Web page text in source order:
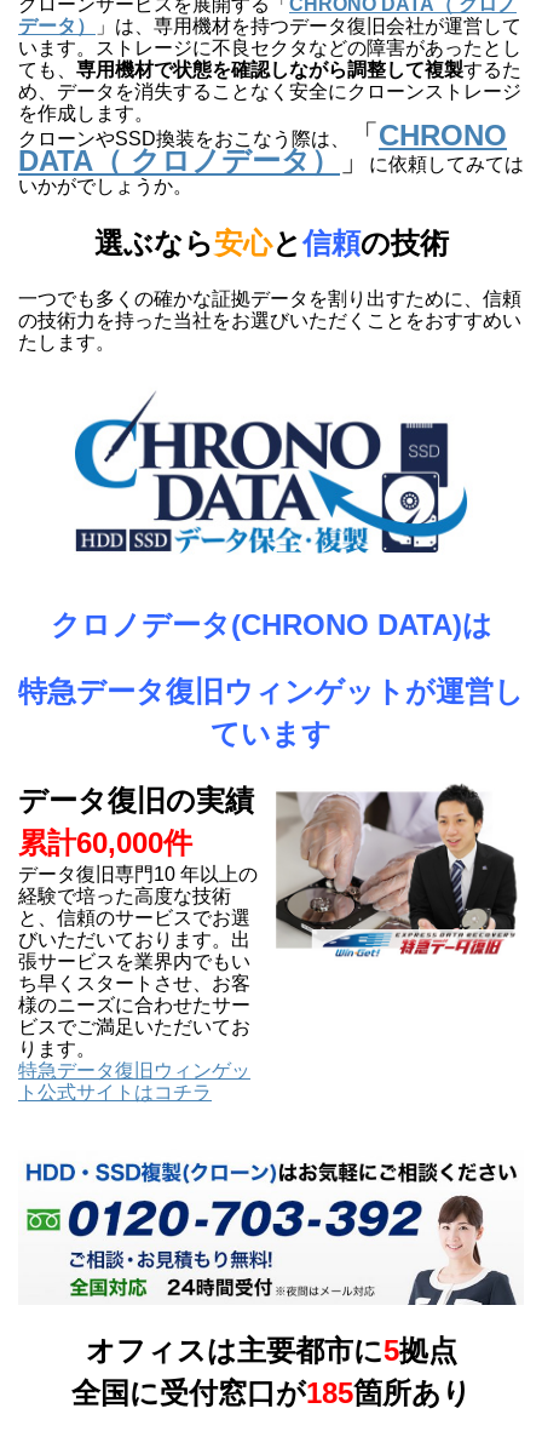
クローンサービスを展開する「 CHRONO DATA（ クロノ
データ）
」は、専用機材を持つデータ復旧会社が運営して
います。ストレージに不良セクタなどの障害があったとし
ても、 専用機材で状態を確認しながら調整して複製するた
め、データを消失することなく安全にクローンストレージ
を作成します。
クローンやSSD換装をおこなう際は、
「 CHRONO
DATA（ クロノデータ） 」
に依頼してみては
いかがでしょうか。
選ぶなら安心と信頼の技術
一つでも多くの確かな証拠データを割り出すために、信頼
の技術力を持った当社をお選びいただくことをおすすめい
たします。
クロノデータ(CHRONO DATA)は
特急データ復旧ウィンゲットが運営し
ています
データ復旧の実績
累計60,000件
データ復旧専門10 年以上の
経験で培った高度な技術
と、信頼のサービスでお選
びいただいております。出
張サービスを業界内でもい
ち早くスタートさせ、お客
様のニーズに合わせたサー
ビスでご満足いただいてお
ります。
特急データ復旧ウィンゲッ
ト公式サイトはコチラ
オフィスは主要都市に5拠点
全国に受付窓口が185箇所あり